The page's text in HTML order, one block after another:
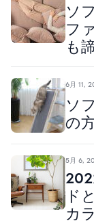
ソ
フ
も
6月 11,
ソ
の
5月 6,
ド
カ